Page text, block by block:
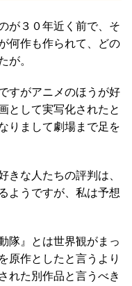
が３０年近く前で、そ
何作も作られて、どの
が。
すがアニメのほうが好
として実写化されたと
りまして劇場まで足を
きな人たちの評判は、
ようですが、私は予想
隊』とは世界観がまっ
原作としたと言うより
れた別作品と言うべき